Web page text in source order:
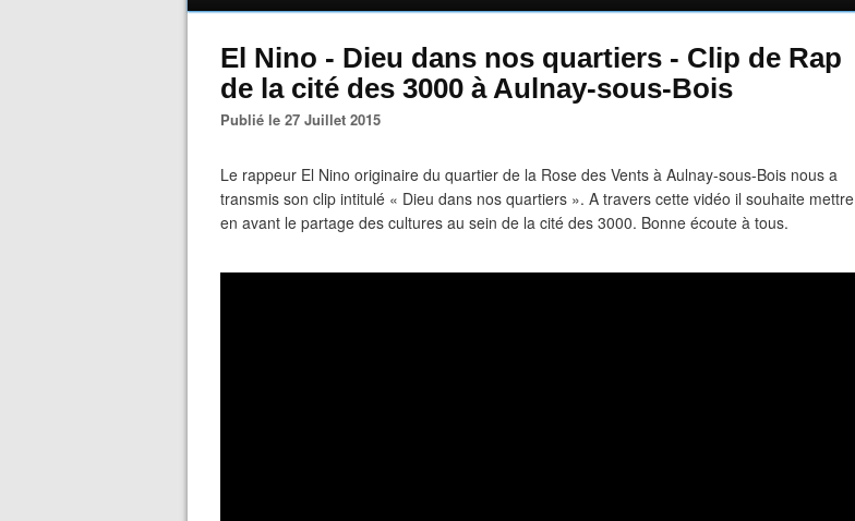
El Nino - Dieu dans nos quartiers - Clip de Rap
de la cité des 3000 à Aulnay-sous-Bois
Publié le 27 Juillet 2015
Le rappeur El Nino originaire du quartier de la Rose des Vents à Aulnay-sous-Bois nous a
transmis son clip intitulé « Dieu dans nos quartiers ». A travers cette vidéo il souhaite mettre
en avant le partage des cultures au sein de la cité des 3000. Bonne écoute à tous.